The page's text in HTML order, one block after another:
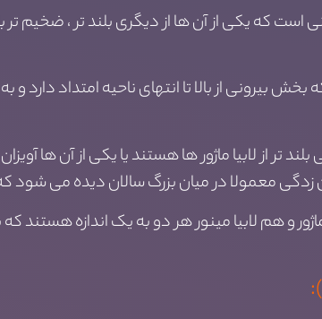
است که یکی از آن ها از دیگری بلند تر ، ضخیم تر
بیرونی از بالا تا انتهای ناحیه امتداد
تر از لابیا ماژور ها هستند یا یکی از آن ها
معمولا در میان بزرگ سالان دیده می شود
و هم لابیا مینور هر دو به یک اندازه هستند